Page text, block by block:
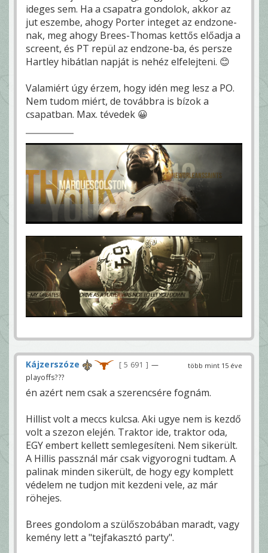
ideges sem. Ha a csapatra gondolok, akkor az
jut eszembe, ahogy Porter integet az endzone-
nak, meg ahogy Brees-Thomas kettős előadja a
screent, és PT repül az endzone-ba, és persze
Hartley hibátlan napját is nehéz elfelejteni. 😊
Valamiért úgy érzem, hogy idén meg lesz a PO.
Nem tudom miért, de továbbra is bízok a
csapatban. Max. tévedek 😀
több mint 15 éve
Kájzerszóze 5 691
—
playoffs???
én azért nem csak a szerencsére fognám.
Hillist volt a meccs kulcsa. Aki ugye nem is kezdő
volt a szezon elején. Traktor ide, traktor oda,
EGY embert kellett semlegesíteni. Nem sikerült.
A Hillis passznál már csak vigyorogni tudtam. A
palinak minden sikerült, de hogy egy komplett
védelem ne tudjon mit kezdeni vele, az már
röhejes.
Brees gondolom a szülőszobában maradt, vagy
kemény lett a "tejfakasztó party".